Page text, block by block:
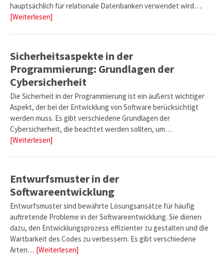
hauptsächlich für relationale Datenbanken verwendet wird….
[Weiterlesen]
Sicherheitsaspekte in der
Programmierung: Grundlagen der
Cybersicherheit
Die Sicherheit in der Programmierung ist ein äußerst wichtiger
Aspekt, der bei der Entwicklung von Software berücksichtigt
werden muss. Es gibt verschiedene Grundlagen der
Cybersicherheit, die beachtet werden sollten, um…
[Weiterlesen]
Entwurfsmuster in der
Softwareentwicklung
Entwurfsmuster sind bewährte Lösungsansätze für häufig
auftretende Probleme in der Softwareentwicklung. Sie dienen
dazu, den Entwicklungsprozess effizienter zu gestalten und die
Wartbarkeit des Codes zu verbessern. Es gibt verschiedene
Arten… [Weiterlesen]